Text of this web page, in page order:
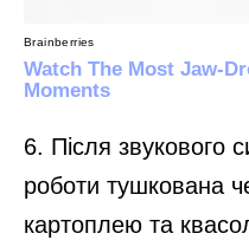
6. Після звукового
роботи тушкована
картоплею та